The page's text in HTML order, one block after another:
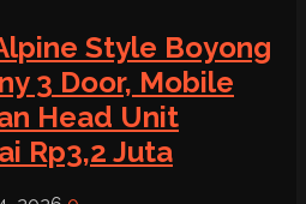
Style Boyong
3 Door, Mobile
Head Unit
Rp3,2 Juta